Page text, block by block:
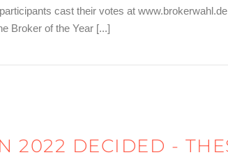
cast their votes at
Broker of the Year [...]
2022 DECIDED -